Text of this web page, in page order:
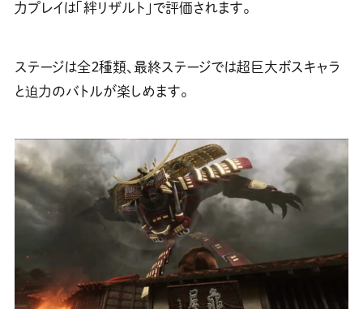
力プレイは「絆リザルト」で評価されます。
ステージは全２種類、最終ステージでは超巨大ボスキャラ
と迫力のバトルが楽しめます。